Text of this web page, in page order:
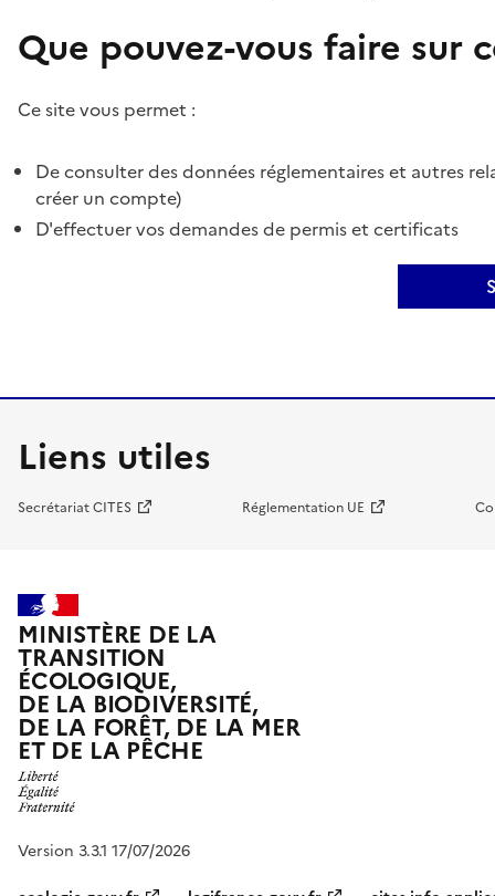
Que pouvez-vous faire sur
Ce site vous permet :
De consulter des données réglementaires et autres
créer un compte)
D'effectuer vos demandes de permis et certificats
Liens utiles
Secrétariat CITES Réglementation UE
MINISTÈRE DE LA
TRANSITION
ÉCOLOGIQUE,
DE LA BIODIVERSITÉ,
DE LA FORÊT, DE LA MER
ET DE LA PÊCHE
Version 3.3.1 17/07/2026